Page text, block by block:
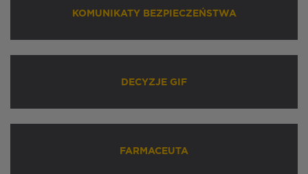
KOMUNIKATY BEZPIECZEŃSTWA
DECYZJE GIF
FARMACEUTA